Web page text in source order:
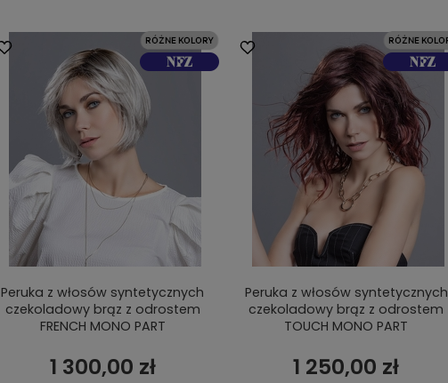
Peruka z włosów syntetycznych
czekoladowy brąz z odrostem
FRENCH MONO PART
1 300,00 zł
Peruka z włosów syntetycznych
czekoladowy brąz z odrostem
TOUCH MONO PART
1 250,00 zł